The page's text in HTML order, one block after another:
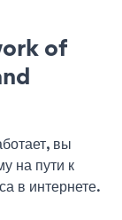
of
вы
на пути к
в интернете.